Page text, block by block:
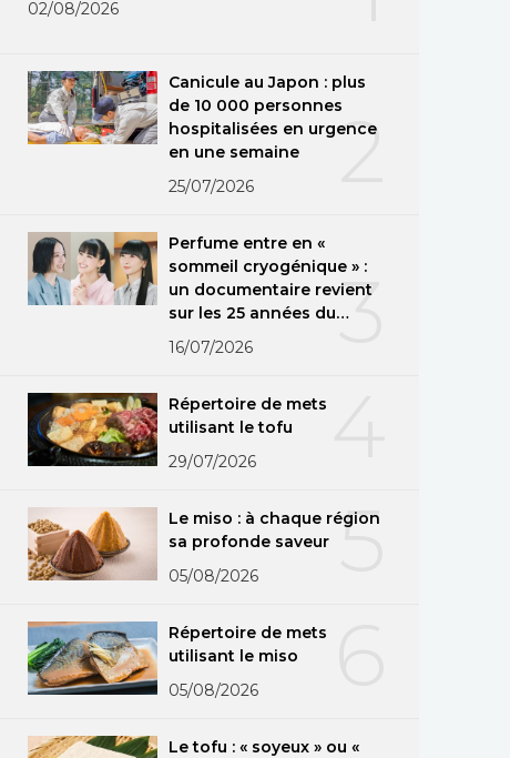
02/08/2026
2
Canicule au Japon : plus
de 10 000 personnes
hospitalisées en urgence
en une semaine
25/07/2026
3
Perfume entre en «
sommeil cryogénique » :
un documentaire revient
sur les 25 années du
groupe
16/07/2026
Répertoire de mets
utilisant le tofu
29/07/2026
5
Le miso : à chaque région
sa profonde saveur
05/08/2026
Répertoire de mets
utilisant le miso
05/08/2026
Le tofu : « soyeux » ou «